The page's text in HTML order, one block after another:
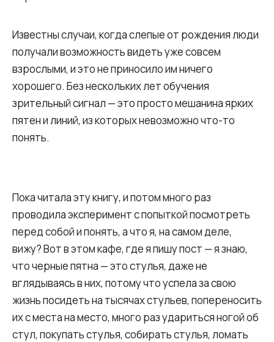
Известны случаи, когда слепые от рождения люди
получали возможность видеть уже совсем
взрослыми, и это не приносило им ничего
хорошего. Без нескольких лет обучения
зрительный сигнал — это просто мешанина ярких
пятен и линий, из которых невозможно что-то
понять.
Пока читала эту книгу, и потом много раз
проводила эксперимент с попыткой посмотреть
перед собой и понять, а что я, на самом деле,
вижу? Вот в этом кафе, где я пишу пост — я знаю,
что черные пятна — это стулья, даже не
вглядываясь в них, потому что успела за свою
жизнь посидеть на тысячах стульев, попереносить
их с места на место, много раз удариться ногой об
стул, покупать стулья, собирать стулья, ломать